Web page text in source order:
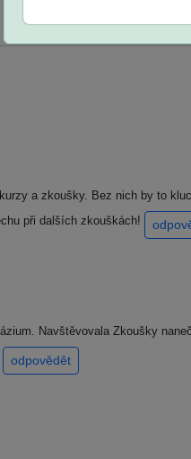
a zkoušky. Bez nich by to
při dalších zkouškách!
Navštěvovala Zkoušky
odpovědět